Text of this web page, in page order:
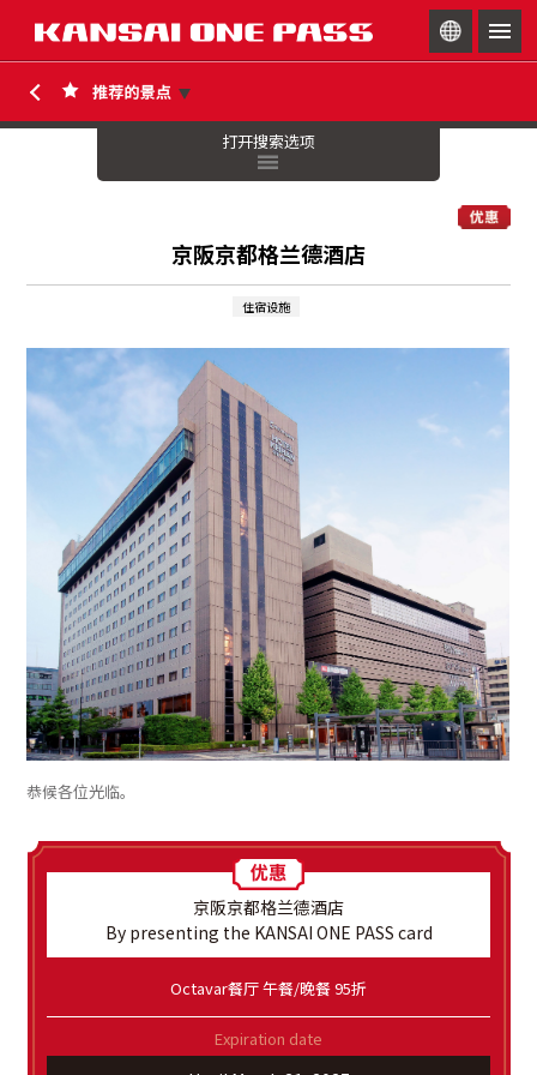
打开搜索选项
京阪京都格兰德酒店
住宿设施
恭候各位光临。
京阪京都格兰德酒店
By presenting the KANSAI ONE PASS card
Octavar餐厅 午餐/晚餐 95折
Expiration date